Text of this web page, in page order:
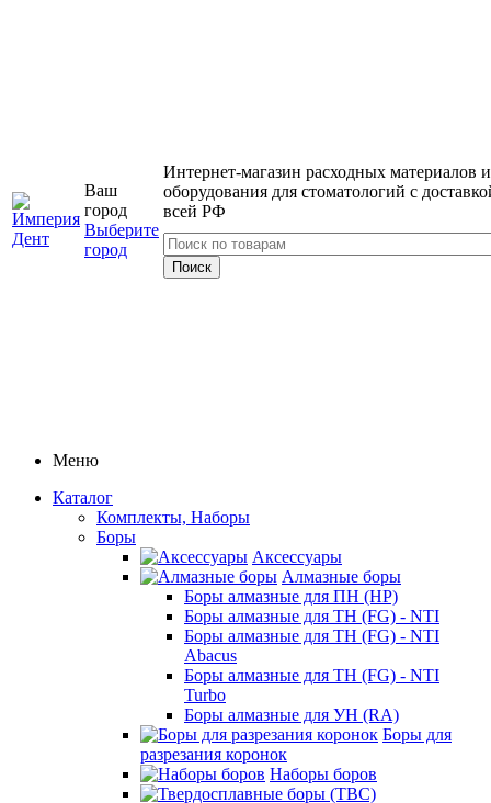
Ваш
город
Выберите
город
Интернет-магазин расходных материалов и
оборудования для стоматологий с
всей РФ
Меню
Каталог
Комплекты, Наборы
Боры
Аксессуары
Алмазные боры
Боры алмазные для ПН (HP)
Боры алмазные для ТН (FG) - NTI
Боры алмазные для ТН (FG) - NTI
Abacus
Боры алмазные для ТН (FG) - NTI
Turbo
Боры алмазные для УН (RA)
Боры для
разрезания коронок
Наборы боров